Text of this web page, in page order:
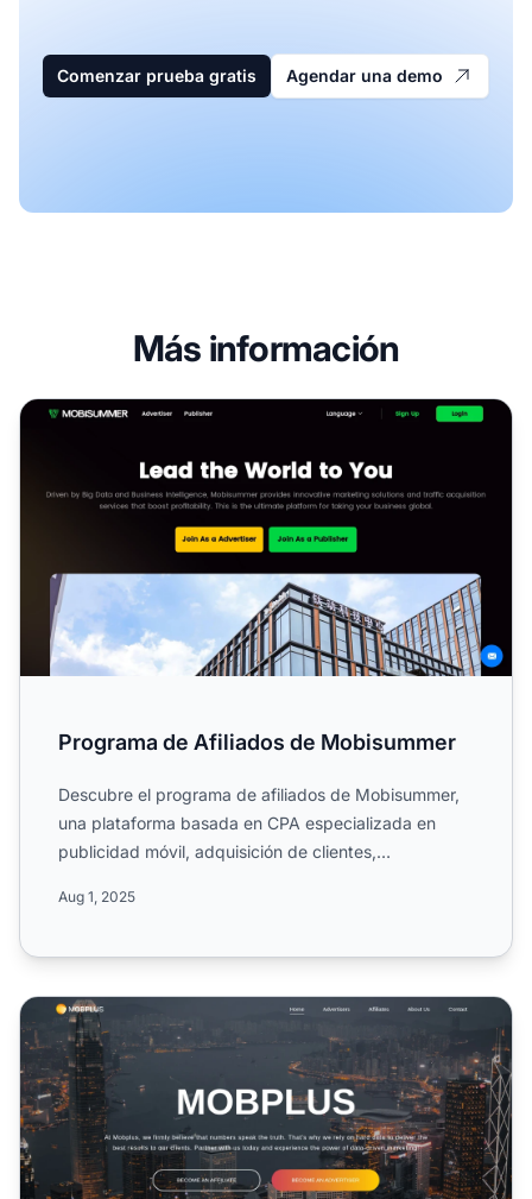
Comenzar prueba gratis Agendar una demo
Más información
Programa de Afiliados de Mobisummer
Programa de Afiliados de Mobisummer
Descubre el programa de afiliados de Mobisummer,
una plataforma basada en CPA especializada en
publicidad móvil, adquisición de clientes,
Aug 1, 2025
Programa de Afiliados de Mobplus